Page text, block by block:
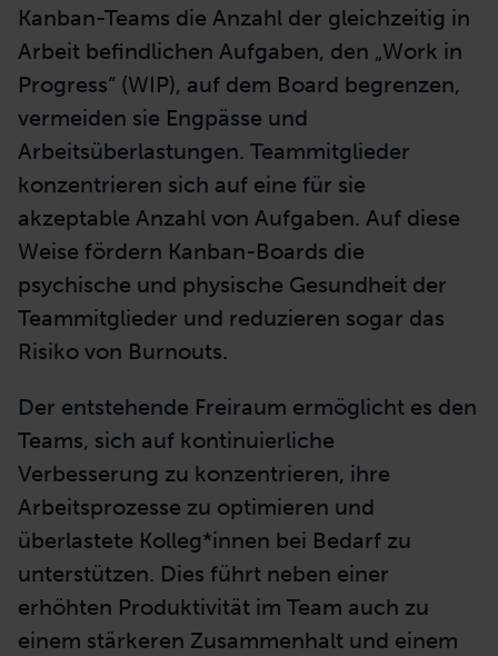
Kanban-Teams die Anzahl der gleichzeitig in
Arbeit befindlichen Aufgaben, den „Work in
Progress“ (WIP), auf dem Board begrenzen,
vermeiden sie Engpässe und
Arbeitsüberlastungen. Teammitglieder
konzentrieren sich auf eine für sie
akzeptable Anzahl von Aufgaben. Auf diese
Weise fördern Kanban-Boards die
psychische und physische Gesundheit der
Teammitglieder und reduzieren sogar das
Risiko von Burnouts.
Der entstehende Freiraum ermöglicht es den
Teams, sich auf kontinuierliche
Verbesserung zu konzentrieren, ihre
Arbeitsprozesse zu optimieren und
überlastete Kolleg*innen bei Bedarf zu
unterstützen. Dies führt neben einer
erhöhten Produktivität im Team auch zu
einem stärkeren Zusammenhalt und einem